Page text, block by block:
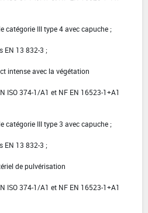
catégorie III type 4 avec capuche ;
EN 13 832-3 ;
intense avec la végétation
ISO 374-1/A1 et NF EN 16523-1+A1
catégorie III type 3 avec capuche ;
EN 13 832-3 ;
de pulvérisation
ISO 374-1/A1 et NF EN 16523-1+A1